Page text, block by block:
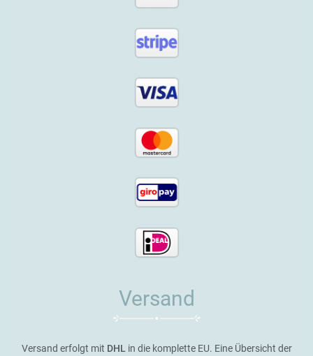
Versand
Versand erfolgt mit DHL in die komplette EU. Eine Übersicht der